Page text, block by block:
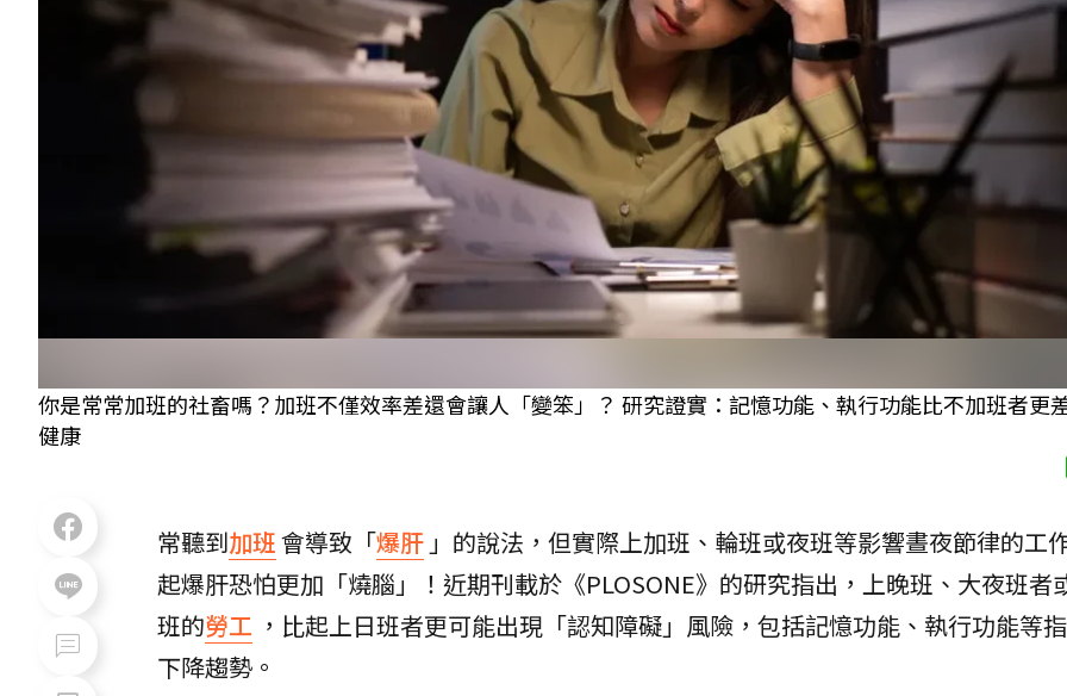
你是常常加班的社畜嗎？加班不僅效率差還會讓人「變笨」？ 研究證實：記憶功能、執行功能比不加班者更
健康
常聽到加班會導致「爆肝 」的說法，但實際上加班、輪班或夜班等影響晝夜節律的工
起爆肝恐怕更加「燒腦」！近期刊載於《PLOSONE》的研究指出，上晚班、大夜班者
班的勞工 ，比起上日班者更可能出現「認知障礙」風險，包括記憶功能、執行功能等
下降趨勢。